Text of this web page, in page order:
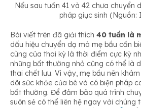
Nếu sau tuần 41 và 42 chưa chuyển
pháp giục sinh (Nguồn:
Bài viết trên đã giải thích 40 tuần là
dấu hiệu chuyển dạ mà mẹ bầu cần
cùng của thai kỳ là thời điểm cực kỳ
những bất thường nhỏ cũng có thể là
thai chết lưu. Vì vậy, mẹ bầu nên
dõi sức khỏe của bé và có biện pháp
bất thường. Để đảm bảo quá trình
suôn sẻ có thể liên hệ ngay với chúng